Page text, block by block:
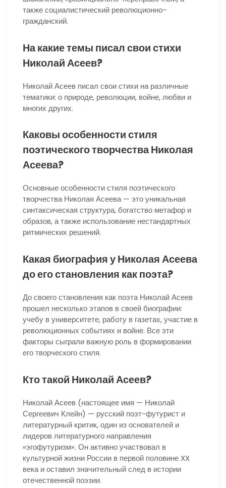
также социалистический революционно-
гражданский.
На какие темы писал свои стихи
Николай Асеев?
Николай Асеев писал свои стихи на различные
тематики: о природе, революции, войне, любви и
многих других.
Каковы особенности стиля
поэтического творчества Николая
Асеева?
Основные особенности стиля поэтического
творчества Николая Асеева — это уникальная
синтаксическая структура, богатство метафор и
образов, а также использование нестандартных
ритмических решений.
Какая биография у Николая Асеева
до его становления как поэта?
До своего становления как поэта Николай Асеев
прошел несколько этапов в своей биографии:
учебу в университете, работу в газетах, участие в
революционных событиях и войне. Все эти
факторы сыграли важную роль в формировании
его творческого стиля.
Кто такой Николай Асеев?
Николай Асеев (настоящее имя — Николай
Сергеевич Клейн) — русский поэт-футурист и
литературный критик, один из основателей и
лидеров литературного направления
«эгофутуризм». Он активно участвовал в
культурной жизни России в первой половине XX
века и оставил значительный след в истории
отечественной поэзии.